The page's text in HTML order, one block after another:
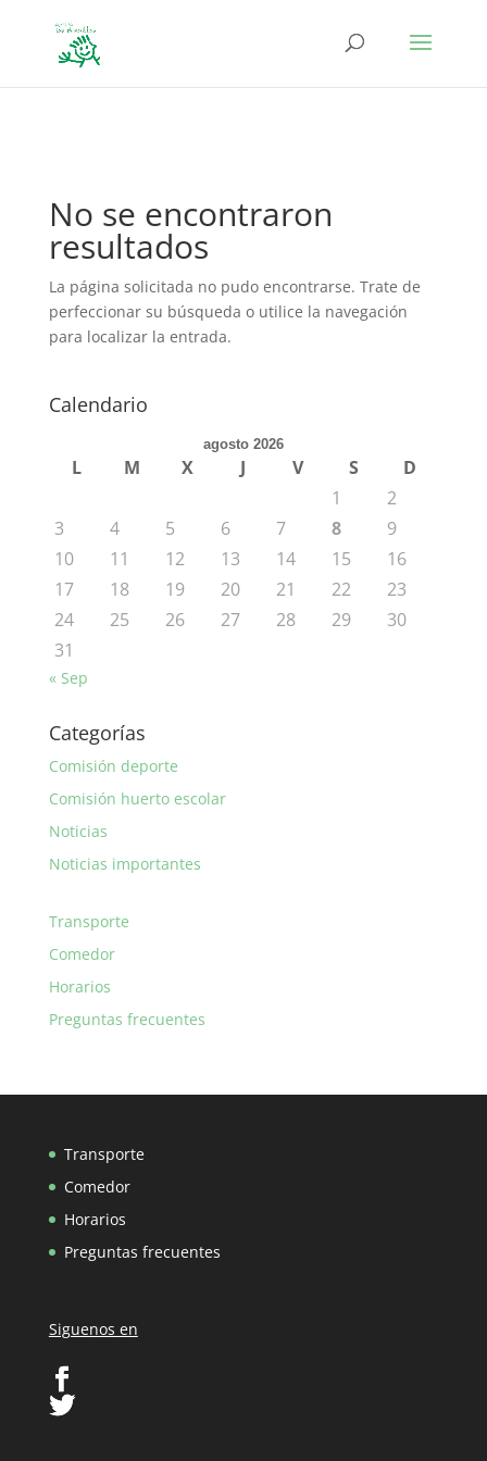
No se encontraron
resultados
La página solicitada no pudo encontrarse. Trate de
perfeccionar su búsqueda o utilice la navegación
para localizar la entrada.
Calendario
agosto 2026
L M X J V S
D
1
2
3
4 5 6 7 8
9
10
11 12 13 14 15
16
17
18 19 20 21 22
23
24
25 26 27 28 29
30
31
« Sep
Categorías
Comisión deporte
Comisión huerto escolar
Noticias
Noticias importantes
Transporte
Comedor
Horarios
Preguntas frecuentes
Transporte
Comedor
Horarios
Preguntas frecuentes
Siguenos en